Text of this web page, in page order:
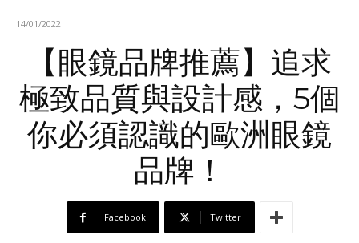
14/01/2022
【眼鏡品牌推薦】追求
極致品質與設計感，5個
你必須認識的歐洲眼鏡
品牌！
Facebook Twitter